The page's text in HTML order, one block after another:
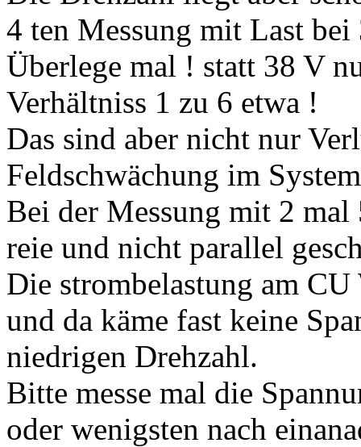
4 ten Messung mit Last
Überlege mal ! statt 38 V
Verhältniss 1 zu 6 etwa !
Das sind aber nicht nur
Feldschwächung im
Bei der Messung mit 2
reie und nicht parallel
Die strombelastung am
und da käme fast keine
niedrigen Drehzahl.
Bitte messe mal die
oder wenigsten nach